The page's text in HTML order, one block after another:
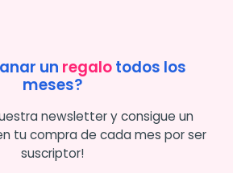
un regalotodos los
meses?
newsletter y consigue un
tu compra de cada mes por ser
suscriptor!